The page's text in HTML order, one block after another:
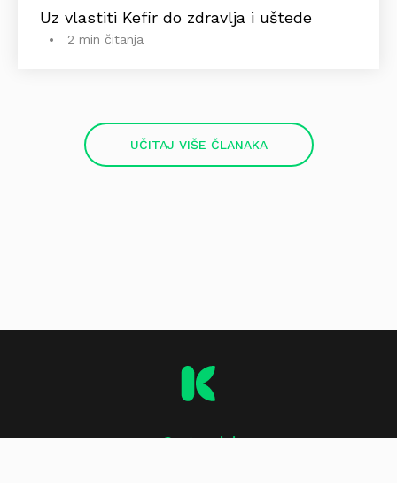
Uz vlastiti Kefir do zdravlja i uštede
2 min čitanja
UČITAJ VIŠE ČLANAKA
O stranici